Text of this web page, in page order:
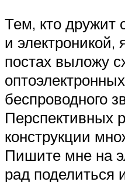
Тем, кто дружит
и
постах выложу
беспроводного
Перспективных
конструкции
Пишите мне на
рад поделиться